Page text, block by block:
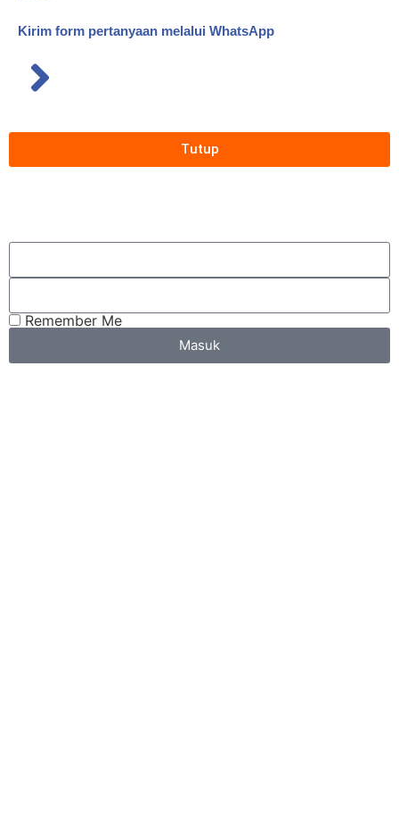
Kirim form pertanyaan melalui WhatsApp
Tutup
Remember Me
Masuk